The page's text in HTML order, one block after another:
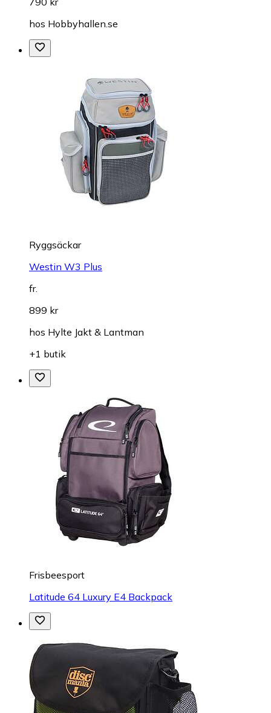
hos Hobbyhallen.se
Ryggsäckar
Westin W3 Plus
fr.
899 kr
hos Hylte Jakt & Lantman
+1 butik
Frisbeesport
Latitude 64 Luxury E4 Backpack